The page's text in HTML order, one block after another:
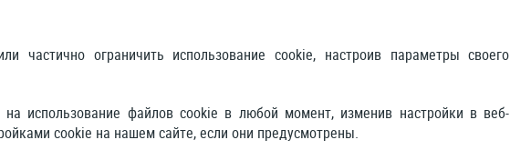
частично ограничить использование cookie, настроив параметры своего
на использование файлов cookie в любой момент, изменив настройки в веб-
cookie на нашем сайте, если они предусмотрены.